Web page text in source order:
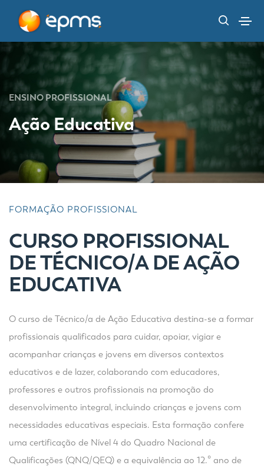
ENSINO PROFISSIONAL
Ação Educativa
FORMAÇÃO PROFISSIONAL
CURSO PROFISSIONAL
DE TÉCNICO/A DE AÇÃO
EDUCATIVA
O curso de Técnico/a de Ação Educativa destina-se a formar
profissionais qualificados para cuidar, apoiar, vigiar e
acompanhar crianças e jovens em diversos contextos
educativos e de lazer, colaborando com educadores,
professores e outros profissionais na promoção do
desenvolvimento integral, incluindo crianças e jovens com
necessidades educativas especiais. Esta formação confere
uma certificação de Nível 4 do Quadro Nacional de
Qualificações (QNQ/QEQ) e a equivalência ao 12.º ano de